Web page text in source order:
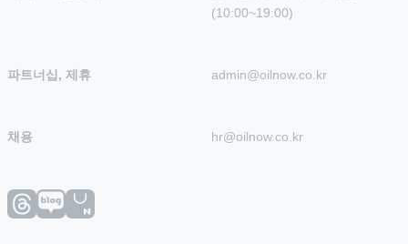
(10:00~19:00)
파트너십, 제휴 admin@oilnow.co.kr
채용 hr@oilnow.co.kr